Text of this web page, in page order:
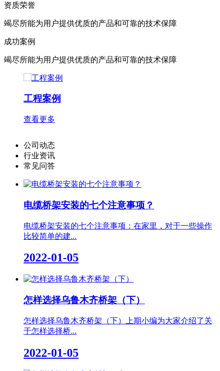
资质荣誉
竭尽所能为用户提供优质的产品和可靠的技术保障
成功案例
竭尽所能为用户提供优质的产品和可靠的技术保障
工程案例
查看更多
公司动态
行业资讯
常见问答
电缆桥架安装的七个注意事项？
电缆桥架安装的七个注意事项：在家里，对于一些操作
比较简单的建...
2022-01-05
怎样选择乌鲁木齐桥架（下）
怎样选择乌鲁木齐桥架（下）上期小编为大家介绍了关
于怎样选择桥...
2022-01-05